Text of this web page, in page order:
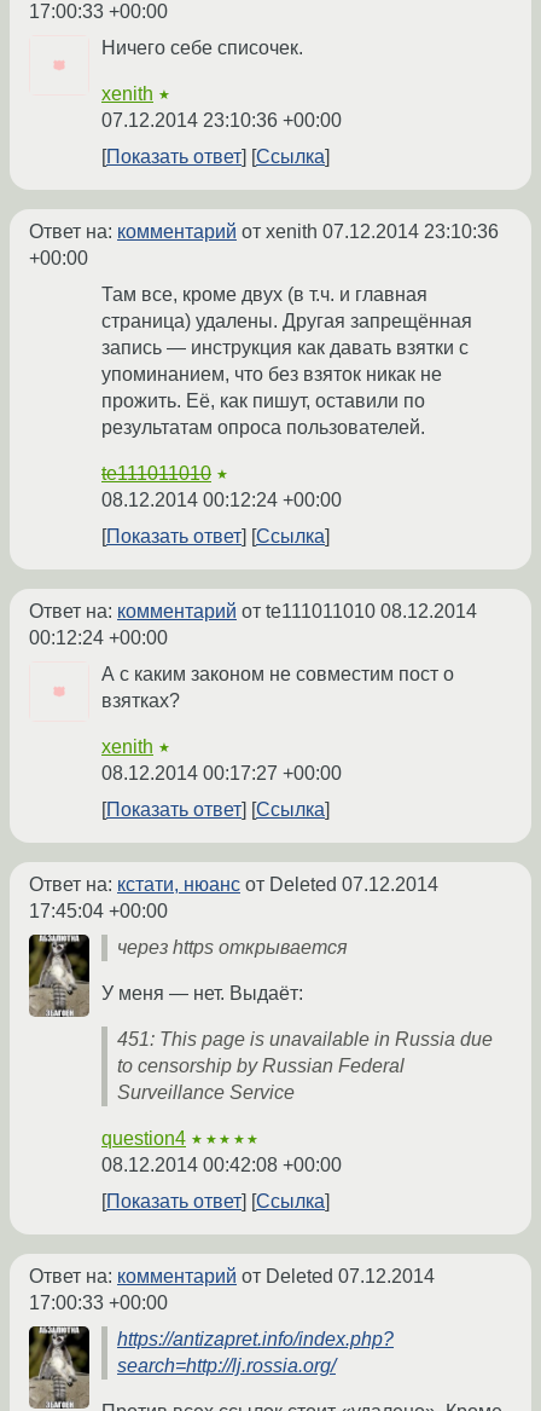
17:00:33 +00:00
Ничего себе списочек.
xenith ★
07.12.2014 23:10:36 +00:00
Показать ответ
Ссылка
Ответ на: комментарий от xenith 07.12.2014 23:10:36
+00:00
Там все, кроме двух (в т.ч. и главная
страница) удалены. Другая запрещённая
запись — инструкция как давать взятки с
упоминанием, что без взяток никак не
прожить. Её, как пишут, оставили по
результатам опроса пользователей.
te111011010 ★
08.12.2014 00:12:24 +00:00
Показать ответ
Ссылка
Ответ на: комментарий от te111011010 08.12.2014
00:12:24 +00:00
А с каким законом не совместим пост о
взятках?
xenith ★
08.12.2014 00:17:27 +00:00
Показать ответ
Ссылка
Ответ на: кстати, нюанс от Deleted 07.12.2014
17:45:04 +00:00
через https открывается
У меня — нет. Выдаёт:
451: This page is unavailable in Russia due
to censorship by Russian Federal
Surveillance Service
question4 ★★★★★
08.12.2014 00:42:08 +00:00
Показать ответ
Ссылка
Ответ на: комментарий от Deleted 07.12.2014
17:00:33 +00:00
https://antizapret.info/index.php?
search=http://lj.rossia.org/